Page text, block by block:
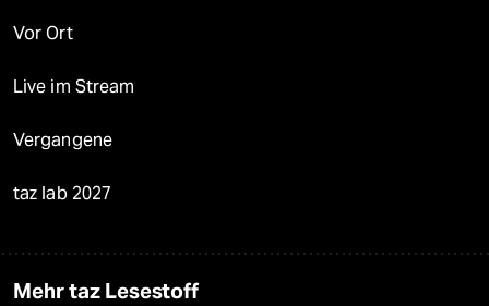
Vor Ort
Live im Stream
Vergangene
taz lab 2027
Mehr taz Lesestoff